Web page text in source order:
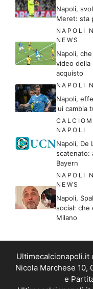
Napoli,
Meret: sta
NAPOLI
NEWS
Napoli,
video della
acquisto
NAPOLI
Napoli,
lui cambia
NAPOLI
Napoli, De
scatenato:
Bayern
NAPOLI
NEWS
Napoli,
social: che
Milano
Ultimecalcionapoli.it
Nicola Marchese 10,
e